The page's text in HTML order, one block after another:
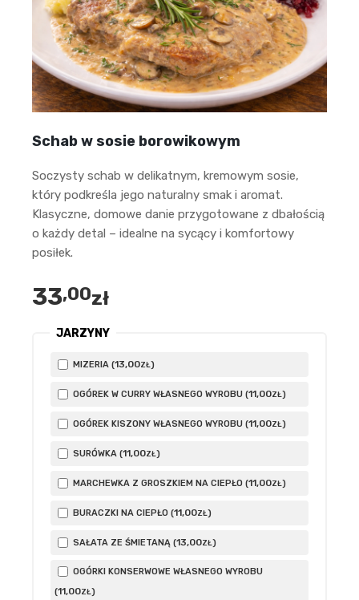
Schab w sosie borowikowym
Soczysty schab w delikatnym, kremowym sosie,
który podkreśla jego naturalny smak i aromat.
Klasyczne, domowe danie przygotowane z dbałością
o każdy detal – idealne na sycący i komfortowy
posiłek.
33,00zł
JARZYNY
MIZERIA (13,00ZŁ)
OGÓREK W CURRY WŁASNEGO WYROBU (11,00ZŁ)
OGÓREK KISZONY WŁASNEGO WYROBU (11,00ZŁ)
SURÓWKA (11,00ZŁ)
MARCHEWKA Z GROSZKIEM NA CIEPŁO (11,00ZŁ)
BURACZKI NA CIEPŁO (11,00ZŁ)
SAŁATA ZE ŚMIETANĄ (13,00ZŁ)
OGÓRKI KONSERWOWE WŁASNEGO WYROBU
(11,00ZŁ)